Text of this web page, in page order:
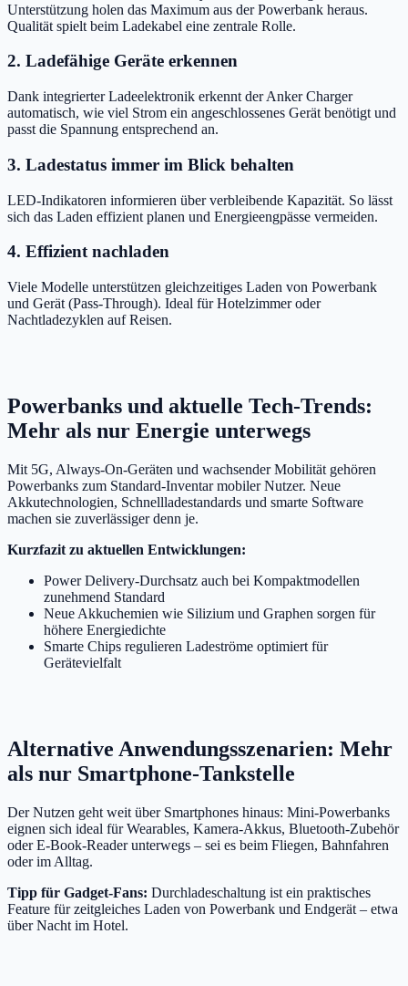
Unterstützung holen das Maximum aus der Powerbank heraus.
Qualität spielt beim Ladekabel eine zentrale Rolle.
2. Ladefähige Geräte erkennen
Dank integrierter Ladeelektronik erkennt der Anker Charger
automatisch, wie viel Strom ein angeschlossenes Gerät benötigt und
passt die Spannung entsprechend an.
3. Ladestatus immer im Blick behalten
LED-Indikatoren informieren über verbleibende Kapazität. So lässt
sich das Laden effizient planen und Energieengpässe vermeiden.
4. Effizient nachladen
Viele Modelle unterstützen gleichzeitiges Laden von Powerbank
und Gerät (Pass-Through). Ideal für Hotelzimmer oder
Nachtladezyklen auf Reisen.
Powerbanks und aktuelle Tech-Trends:
Mehr als nur Energie unterwegs
Mit 5G, Always-On-Geräten und wachsender Mobilität gehören
Powerbanks zum Standard-Inventar mobiler Nutzer. Neue
Akkutechnologien, Schnellladestandards und smarte Software
machen sie zuverlässiger denn je.
Kurzfazit zu aktuellen Entwicklungen:
Power Delivery-Durchsatz auch bei Kompaktmodellen
zunehmend Standard
Neue Akkuchemien wie Silizium und Graphen sorgen für
höhere Energiedichte
Smarte Chips regulieren Ladeströme optimiert für
Gerätevielfalt
Alternative Anwendungsszenarien: Mehr
als nur Smartphone-Tankstelle
Der Nutzen geht weit über Smartphones hinaus: Mini-Powerbanks
eignen sich ideal für Wearables, Kamera-Akkus, Bluetooth-Zubehör
oder E-Book-Reader unterwegs – sei es beim Fliegen, Bahnfahren
oder im Alltag.
Tipp für Gadget-Fans: Durchladeschaltung ist ein praktisches
Feature für zeitgleiches Laden von Powerbank und Endgerät – etwa
über Nacht im Hotel.